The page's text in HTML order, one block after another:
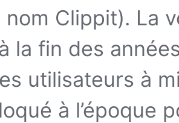
nom Clippit). La
la fin des
utilisateurs à
à l’époque